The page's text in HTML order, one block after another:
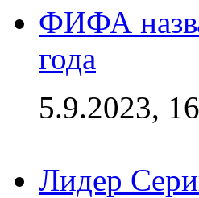
ФИФА
года
5.9.2023,
Лидер